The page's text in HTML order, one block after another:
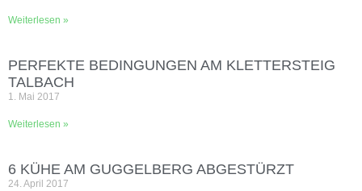
Weiterlesen »
PERFEKTE BEDINGUNGEN AM KLETTERSTEIG
TALBACH
1. Mai 2017
Weiterlesen »
6 KÜHE AM GUGGELBERG ABGESTÜRZT
24. April 2017